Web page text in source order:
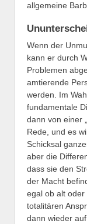
allgemeine
Wenn der
kann er durch
Problemen
amtierende
werden. Im
fundamentale
dann von einer
Rede, und es
Schicksal
aber die
dass sie den
der Macht
egal ob alt oder
totalitären
dann wieder